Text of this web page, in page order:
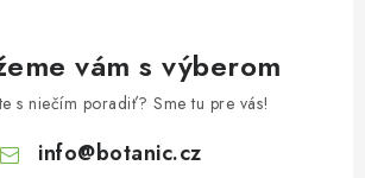
vám s výberom
s niečím poradiť? Sme tu pre vás!
info@botanic.cz